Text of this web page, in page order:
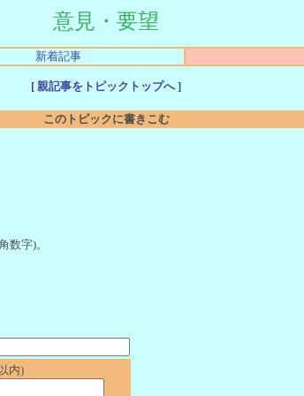
意見・要望
新着記事
[ 親記事をトピックトップへ]
このトピックに書きこむ
字)。
内)